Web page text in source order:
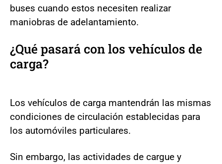
buses cuando estos necesiten realizar
maniobras de adelantamiento.
¿Qué pasará con los vehículos de
carga?
Los vehículos de carga mantendrán las mismas
condiciones de circulación establecidas para
los automóviles particulares.
Sin embargo, las actividades de cargue y